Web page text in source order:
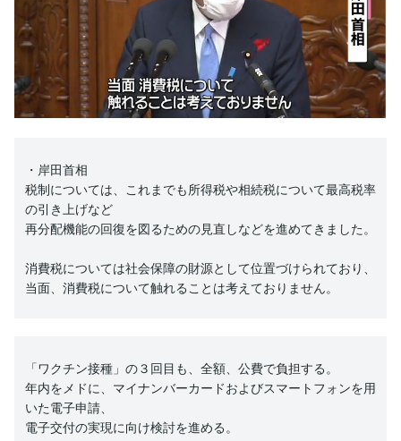
・岸田首相
税制については、これまでも所得税や相続税について最高税率
の引き上げなど
再分配機能の回復を図るための見直しなどを進めてきました。
消費税については社会保障の財源として位置づけられており、
当面、消費税について触れることは考えておりません。
「ワクチン接種」の３回目も、全額、公費で負担する。
年内をメドに、マイナンバーカードおよびスマートフォンを用
いた電子申請、
電子交付の実現に向け検討を進める。